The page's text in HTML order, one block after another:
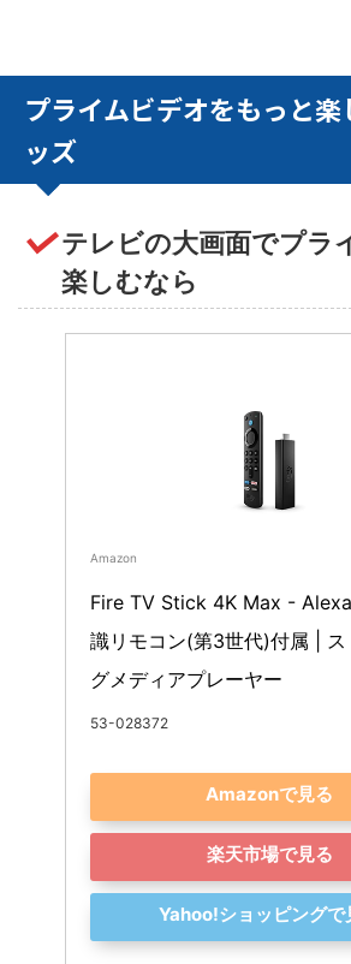
プライムビデオをもっと
ッズ
テレビの大画面でプラ
楽しむなら
Amazon
Fire TV Stick 4K Max -
識リモコン(第3世代)付属 | ス
グメディアプレーヤー
53-028372
Amazonで見る
楽天市場で見る
Yahoo!ショッピングで